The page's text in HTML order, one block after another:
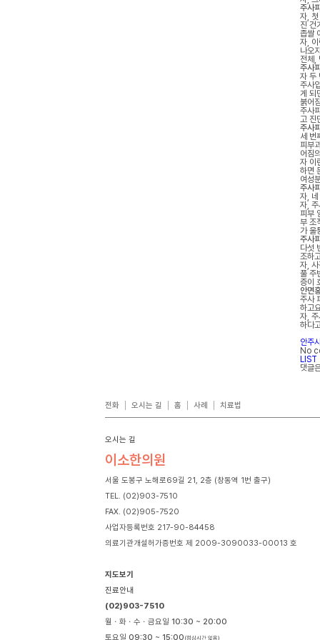
주사
자,
진 건
좁쌀
자,
나오
전체,
주사
자 두
주사
게 되
붉어
주사
고 진
주사
세 번
피부
어짐
자 이
하면
여성
주사
자,
자,
피부
부 조
가 울
주사
다섯
조하
자,
풀 주
증이
안면
주사
하고
자,
하다
안주
No
LIST
댓글
전화 오시는 길 홈 사례 치료법
오시는 길
이소한의원
서울 도봉구 노해로69길 21, 2층 (창동역 1번 출구)
TEL. (02)903-7510
FAX. (02)905-7520
사업자등록번호 217-90-84458
의료기관개설허가증번호 제 2009-3090033-00013 호
지도보기
진료안내
(02)903-7510
월ㆍ화ㆍ수ㆍ금요일 10:30 ~ 20:00
토요일 09:30 ~ 15:00 (점심시간 없음)